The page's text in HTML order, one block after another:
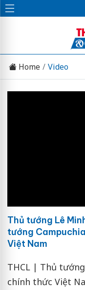
Home Video
Thủ tướng Lê
tướng
Việt Nam
THCL | Thủ
chính thức Việt